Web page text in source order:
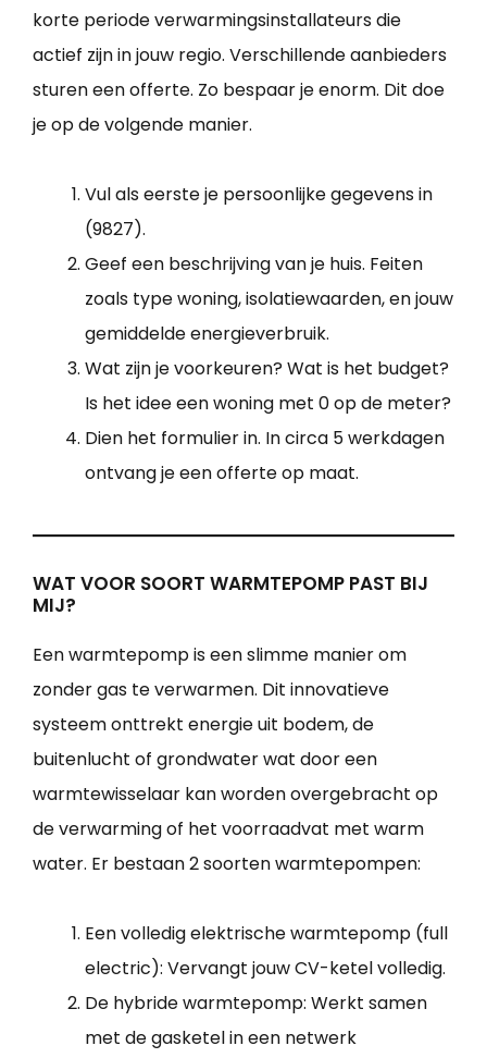
korte periode verwarmingsinstallateurs die
actief zijn in jouw regio. Verschillende aanbieders
sturen een offerte. Zo bespaar je enorm. Dit doe
je op de volgende manier.
Vul als eerste je persoonlijke gegevens in
(9827).
Geef een beschrijving van je huis. Feiten
zoals type woning, isolatiewaarden, en jouw
gemiddelde energieverbruik.
Wat zijn je voorkeuren? Wat is het budget?
Is het idee een woning met 0 op de meter?
Dien het formulier in. In circa 5 werkdagen
ontvang je een offerte op maat.
WAT VOOR SOORT WARMTEPOMP PAST BIJ
MIJ?
Een warmtepomp is een slimme manier om
zonder gas te verwarmen. Dit innovatieve
systeem onttrekt energie uit bodem, de
buitenlucht of grondwater wat door een
warmtewisselaar kan worden overgebracht op
de verwarming of het voorraadvat met warm
water. Er bestaan 2 soorten warmtepompen:
Een volledig elektrische warmtepomp (full
electric): Vervangt jouw CV-ketel volledig.
De hybride warmtepomp: Werkt samen
met de gasketel in een netwerk